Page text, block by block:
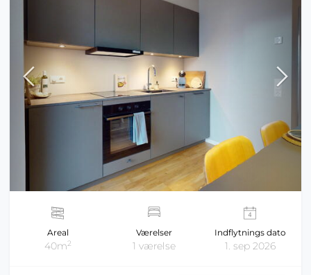
Areal
40m2
Værelser
1 værelse
Indflytnings dato
1. sep 2026